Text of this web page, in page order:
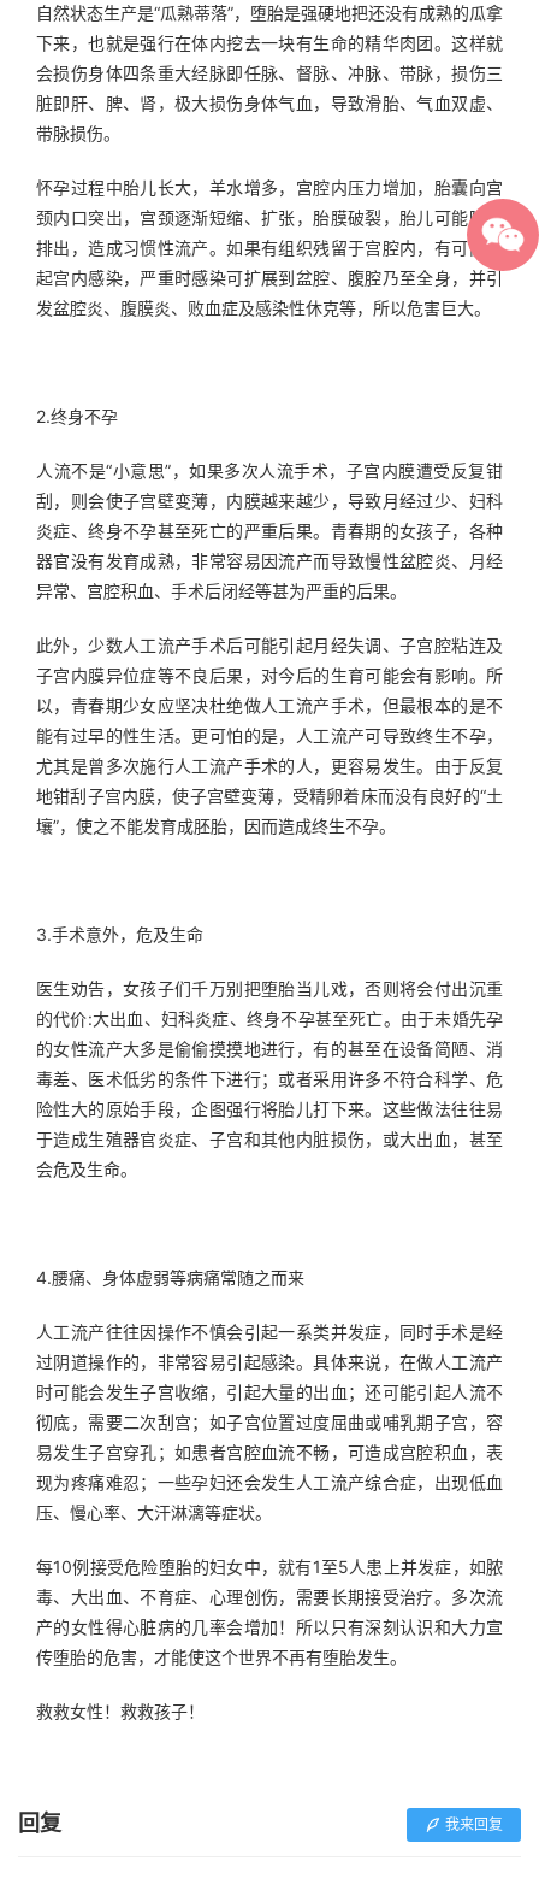
自然状态生产是“瓜熟蒂落”，堕胎是强硬地把还没有成熟的瓜拿
下来，也就是强行在体内挖去一块有生命的精华肉团。这样就
会损伤身体四条重大经脉即任脉、督脉、冲脉、带脉，损伤三
脏即肝、脾、肾，极大损伤身体气血，导致滑胎、气血双虚、
带脉损伤。
怀孕过程中胎儿长大，羊水增多，宫腔内压力增加，胎囊向宫
颈内口突岀，宫颈逐渐短缩、扩张，胎膜破裂，胎儿可能随之
排出，造成习惯性流产。如果有组织残留于宫腔内，有可能引
起宫内感染，严重时感染可扩展到盆腔、腹腔乃至全身，并引
发盆腔炎、腹膜炎、败血症及感染性休克等，所以危害巨大。
2.终身不孕
人流不是“小意思”，如果多次人流手术，子宫内膜遭受反复钳
刮，则会使子宫壁变薄，内膜越来越少，导致月经过少、妇科
炎症、终身不孕甚至死亡的严重后果。青春期的女孩子，各种
器官没有发育成熟，非常容易因流产而导致慢性盆腔炎、月经
异常、宫腔积血、手术后闭经等甚为严重的后果。
此外，少数人工流产手术后可能引起月经失调、子宫腔粘连及
子宫内膜异位症等不良后果，对今后的生育可能会有影响。所
以，青春期少女应坚决杜绝做人工流产手术，但最根本的是不
能有过早的性生活。更可怕的是，人工流产可导致终生不孕，
尤其是曾多次施行人工流产手术的人，更容易发生。由于反复
地钳刮子宫内膜，使子宫壁变薄，受精卵着床而没有良好的“土
壤”，使之不能发育成胚胎，因而造成终生不孕。
3.手术意外，危及生命
医生劝告，女孩子们千万别把堕胎当儿戏，否则将会付出沉重
的代价:大出血、妇科炎症、终身不孕甚至死亡。由于未婚先孕
的女性流产大多是偷偷摸摸地进行，有的甚至在设备简陋、消
毒差、医术低劣的条件下进行；或者采用许多不符合科学、危
险性大的原始手段，企图强行将胎儿打下来。这些做法往往易
于造成生殖器官炎症、子宫和其他内脏损伤，或大出血，甚至
会危及生命。
4.腰痛、身体虚弱等病痛常随之而来
人工流产往往因操作不慎会引起一系类并发症，同时手术是经
过阴道操作的，非常容易引起感染。具体来说，在做人工流产
时可能会发生子宫收缩，引起大量的出血；还可能引起人流不
彻底，需要二次刮宫；如子宫位置过度屈曲或哺乳期子宫，容
易发生子宫穿孔；如患者宫腔血流不畅，可造成宫腔积血，表
现为疼痛难忍；一些孕妇还会发生人工流产综合症，出现低血
压、慢心率、大汗淋漓等症状。
每10例接受危险堕胎的妇女中，就有1至5人患上并发症，如脓
毒、大出血、不育症、心理创伤，需要长期接受治疗。多次流
产的女性得心脏病的几率会增加！所以只有深刻认识和大力宣
传堕胎的危害，才能使这个世界不再有堕胎发生。
救救女性！救救孩子！
回复 我来回复